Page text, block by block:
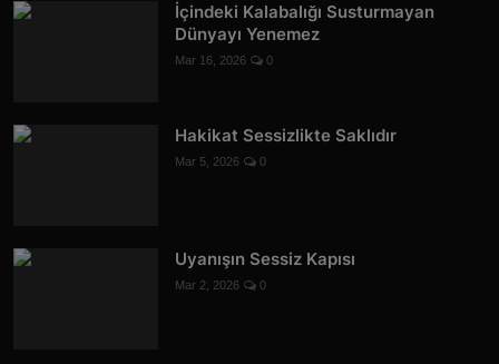
İçindeki Kalabalığı Susturmayan
Dünyayı Yenemez
Mar 16, 2026 0
Hakikat Sessizlikte Saklıdır
Mar 5, 2026 0
Uyanışın Sessiz Kapısı
Mar 2, 2026 0